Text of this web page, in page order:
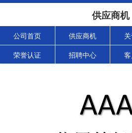
供应商机
公司首页 供应商机
荣誉认证 招聘中心 客